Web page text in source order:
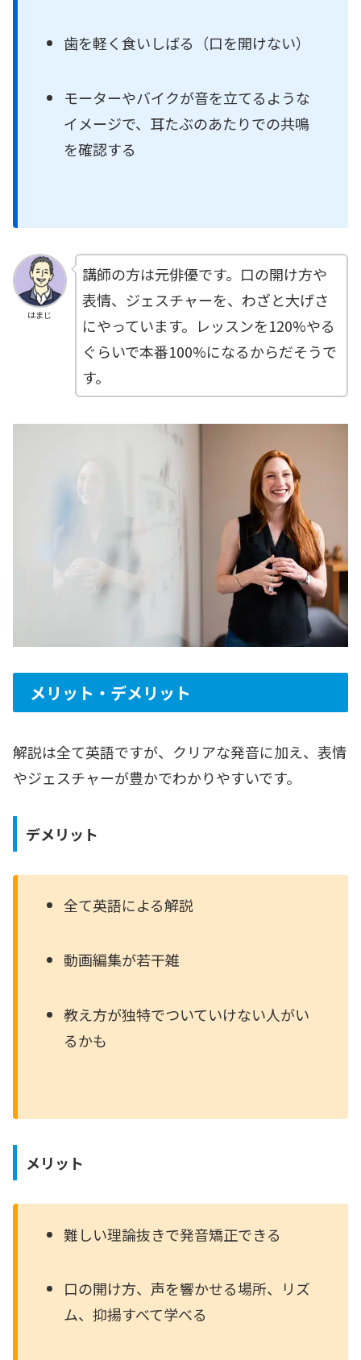
歯を軽く食いしばる（口を開けない）
モーターやバイクが音を立てるような
イメージで、耳たぶのあたりでの共鳴
を確認する
はまじ
講師の方は元俳優です。口の開け方や
表情、ジェスチャーを、わざと大げさ
にやっています。レッスンを120%やる
ぐらいで本番100%になるからだそうで
す。
メリット・デメリット
解説は全て英語ですが、クリアな発音に加え、表情
やジェスチャーが豊かでわかりやすいです。
デメリット
全て英語による解説
動画編集が若干雑
教え方が独特でついていけない人がい
るかも
メリット
難しい理論抜きで発音矯正できる
口の開け方、声を響かせる場所、リズ
ム、抑揚すべて学べる